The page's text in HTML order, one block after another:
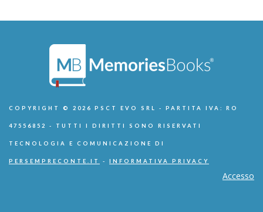
COPYRIGHT © 2026 PSCT EVO SRL - PARTITA IVA: RO
47556852 - TUTTI I DIRITTI SONO RISERVATI
TECNOLOGIA E COMUNICAZIONE DI
PERSEMPRECONTE.IT - INFORMATIVA PRIVACY
Accesso